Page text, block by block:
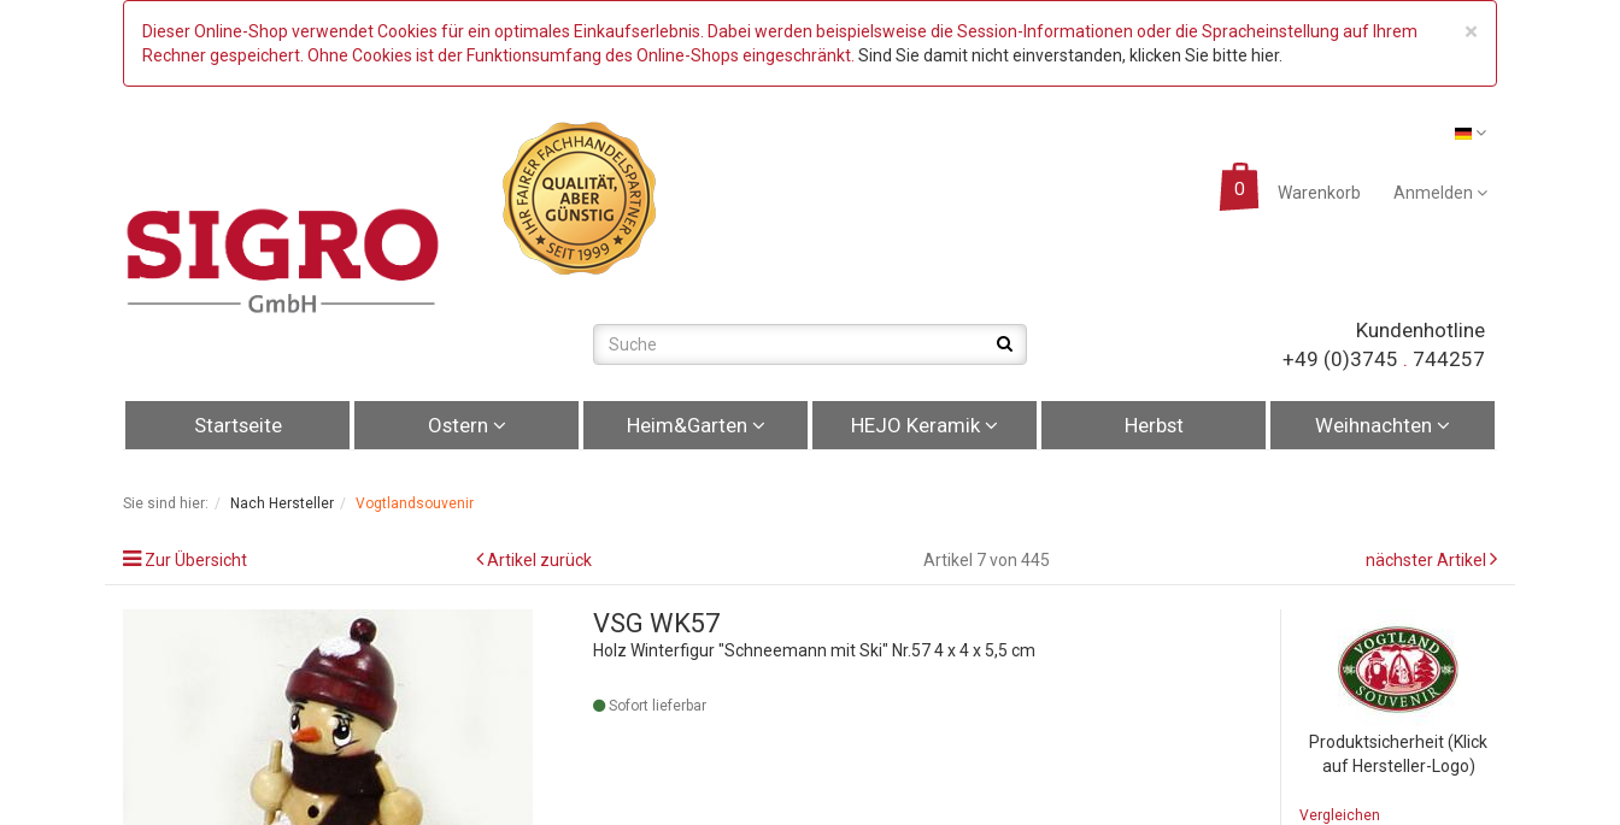
×
Dieser Online-Shop verwendet Cookies für ein optimales Einkaufserlebnis. Dabei werden beispielsweise die Session-Informationen oder die Spracheinstellung auf Ihrem
Rechner gespeichert. Ohne Cookies ist der Funktionsumfang des Online-Shops eingeschränkt. Sind Sie damit nicht einverstanden, klicken Sie bitte hier.
Warenkorb Anmelden
Kundenhotline
+49 (0)3745 . 744257
Startseite Ostern Heim&Garten HEJO Keramik Herbst Weihnachten
Sie sind hier: Nach Hersteller Vogtlandsouvenir
Zur Übersicht Artikel zurück Artikel 7 von 445 nächster Artikel
VSG WK57
Holz Winterfigur "Schneemann mit Ski" Nr.57 4 x 4 x 5,5 cm
Sofort lieferbar
Produktsicherheit (Klick
auf Hersteller-Logo)
Vergleichen